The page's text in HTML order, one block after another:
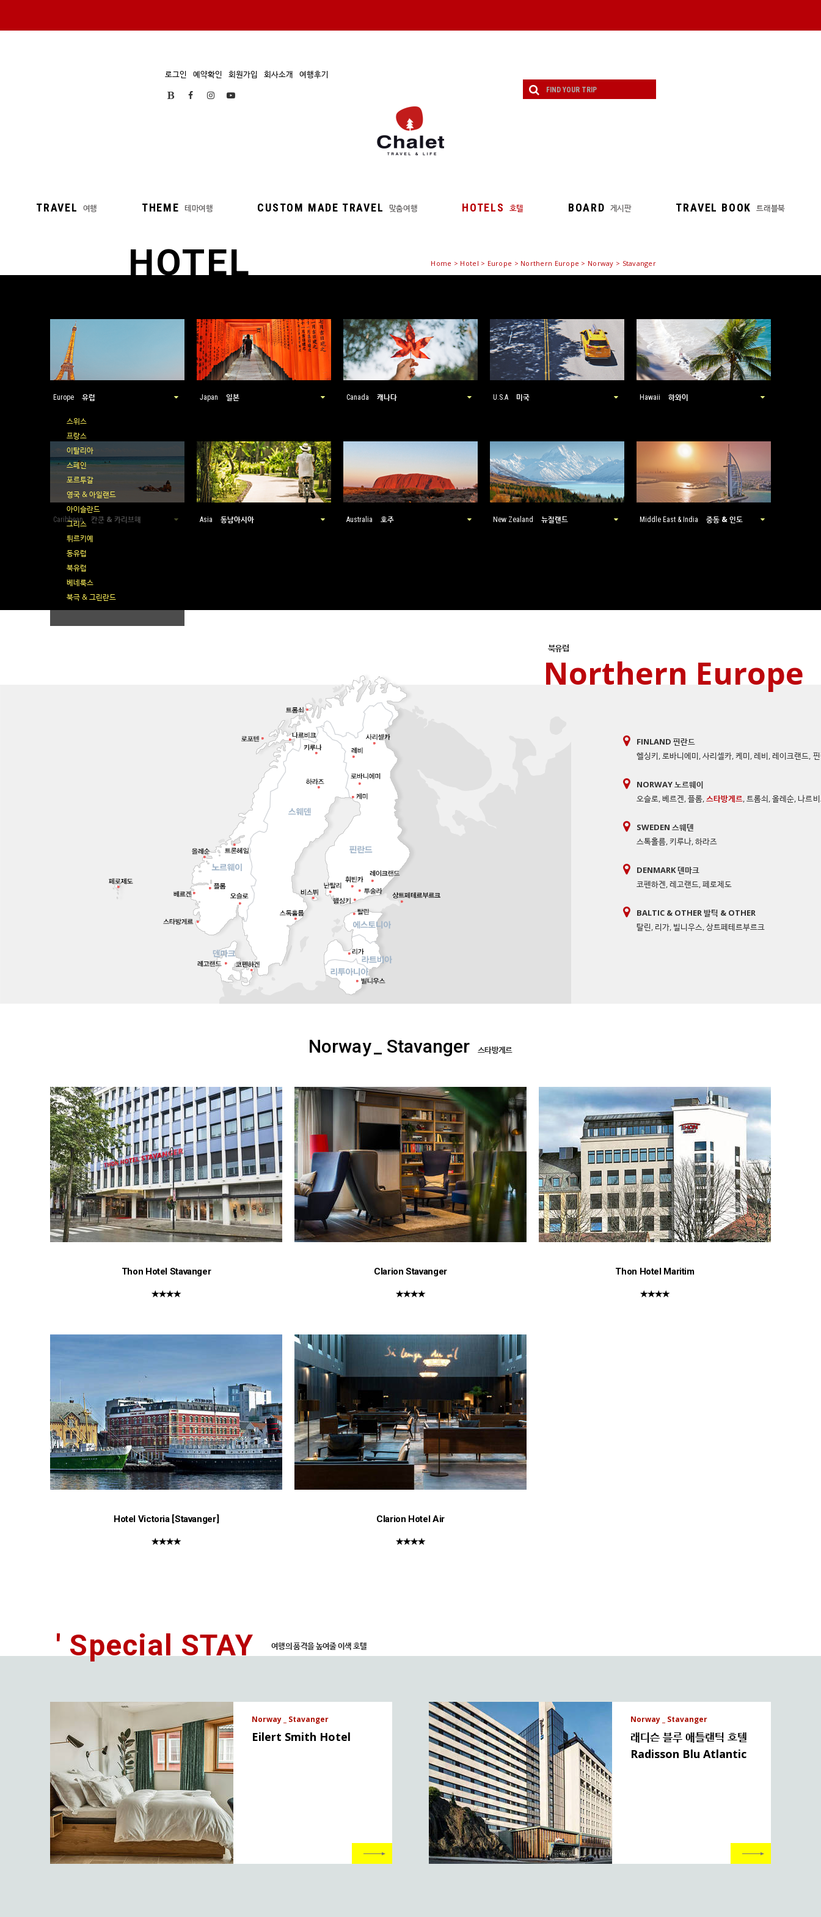
로그인 예약확인 회원가입 회사소개 여행후기
TRAVEL 여행 THEME 테마여행 CUSTOM MADE TRAVEL 맞춤여행 HOTELS 호텔 BOARD 게시판 TRAVEL BOOK 트래블북
HOTEL Home > Hotel > Europe > Northern Europe > Norway > Stavanger
Europe 유럽
스위스
프랑스
이탈리아
스페인
포르투갈
영국 & 아일랜드
아이슬란드
그리스
튀르키예
동유럽
북유럽
베네룩스
북극 & 그린란드
Japan 일본 Canada 캐나다 U.S.A 미국 Hawaii 하와이
Caribbean 칸쿤 & 카리브해 Asia 동남아시아 Australia 호주 New Zealand 뉴질랜드 Middle East & India 중동 & 인도
북유럽
Northern Europe
FINLAND 핀란드
헬싱키,로바니에미,사리셀카,케미,레비,레이크랜드,
NORWAY 노르웨이
오슬로, 베르겐,플롬,스타방게르,트롬쇠,올레순,나르
SWEDEN 스웨덴
스톡홀름, 키루나,하라즈
DENMARK 덴마크
코펜하겐,레고랜드,페로제도
BALTIC & OTHER 발틱 & OTHER
탈린, 리가, 빌니우스,상트페테르부르크
Norway _ Stavanger 스타방게르
Thon Hotel Stavanger
★★★★
Clarion Stavanger
★★★★
Thon Hotel Maritim
★★★★
Hotel Victoria [Stavanger]
★★★★
Clarion Hotel Air
★★★★
' Special STAY 여행의 품격을 높여줄 이색 호텔
Norway _ Stavanger
Eilert Smith Hotel
Norway _ Stavanger
래디슨 블루 애틀랜틱 호텔
Radisson Blu Atlantic